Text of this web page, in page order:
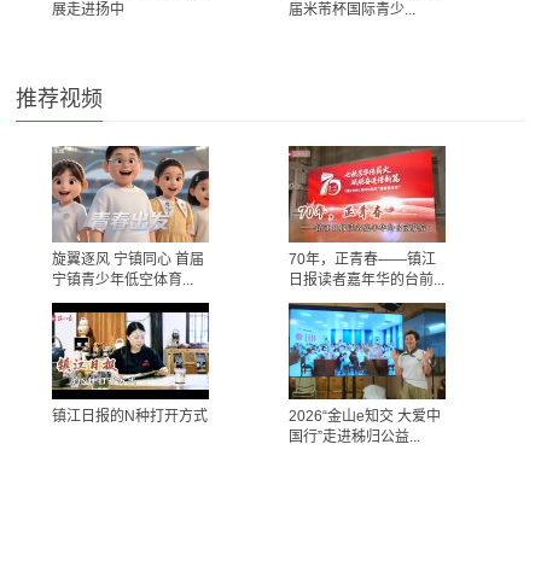
展走进扬中
届米芾杯国际青少...
推荐视频
旋翼逐风 宁镇同心 首届
宁镇青少年低空体育...
70年，正青春——镇江
日报读者嘉年华的台前...
镇江日报的N种打开方式
2026“金山e知交 大爱中
国行”走进秭归公益...